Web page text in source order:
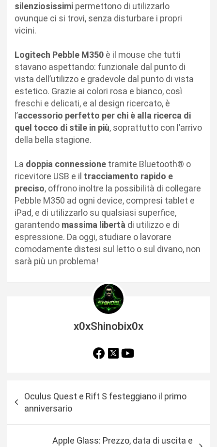
silenziosissimi permettono di utilizzarlo
ovunque ci si trovi, senza disturbare i propri
vicini.
Logitech Pebble M350 è il mouse che tutti
stavano aspettando: funzionale dal punto di
vista dell’utilizzo e gradevole dal punto di vista
estetico. Grazie ai colori rosa e bianco, così
freschi e delicati, e al design ricercato, è
l’accessorio perfetto per chi è alla ricerca di
quel tocco di stile in più, soprattutto con l’arrivo
della bella stagione.
La doppia connessione tramite Bluetooth® o
ricevitore USB e il tracciamento rapido e
preciso, offrono inoltre la possibilità di collegare
Pebble M350 ad ogni device, compresi tablet e
iPad, e di utilizzarlo su qualsiasi superfice,
garantendo massima libertà di utilizzo e di
espressione. Da oggi, studiare o lavorare
comodamente distesi sul letto o sul divano, non
sarà più un problema!
x0xShinobix0x
Oculus Quest e Rift S festeggiano il primo
anniversario
Apple Glass: Prezzo, data di uscita e